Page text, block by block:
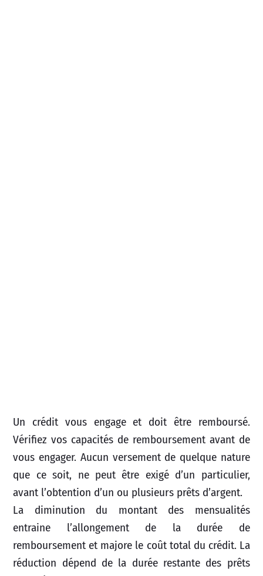
Un crédit vous engage et doit être remboursé.
Vérifiez vos capacités de remboursement avant de
vous engager. Aucun versement de quelque nature
que ce soit, ne peut être exigé d’un particulier,
avant l’obtention d’un ou plusieurs prêts d’argent.
La diminution du montant des mensualités
entraine l’allongement de la durée de
remboursement et majore le coût total du crédit. La
réduction dépend de la durée restante des prêts